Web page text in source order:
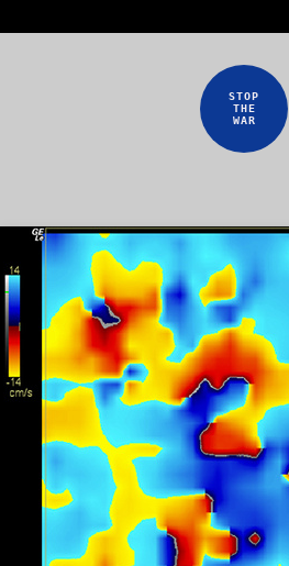
STOP
THE
WAR